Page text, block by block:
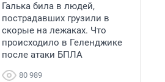
Галька била в людей,
пострадавших грузили в
скорые на лежаках. Что
происходило в Геленджике
после атаки БПЛА
80 989